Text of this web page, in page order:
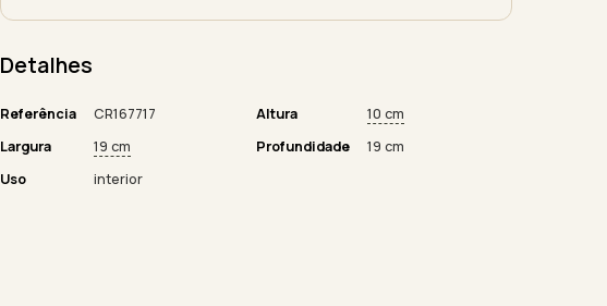
Detalhes
Referência CR167717 Altura
10 cm
Largura
19 cm Profundidade
19 cm
Uso
interior